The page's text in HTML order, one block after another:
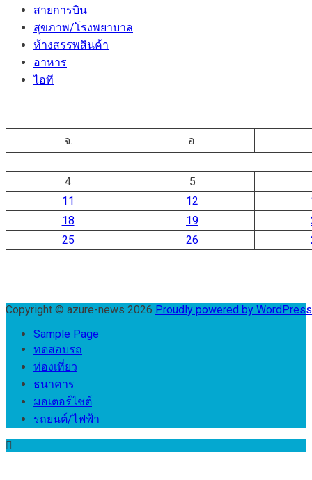
สายการบิน
สุขภาพ/โรงพยาบาล
ห้างสรรพสินค้า
อาหาร
ไอที
จ. อ.
4
5
11
12
18
19
25
26
Copyright © azure-news 2026 Proudly powered by
Sample Page
ทดสอบรถ
ท่องเที่ยว
ธนาคาร
มอเตอร์ไชต์
รถยนต์/ไฟฟ้า